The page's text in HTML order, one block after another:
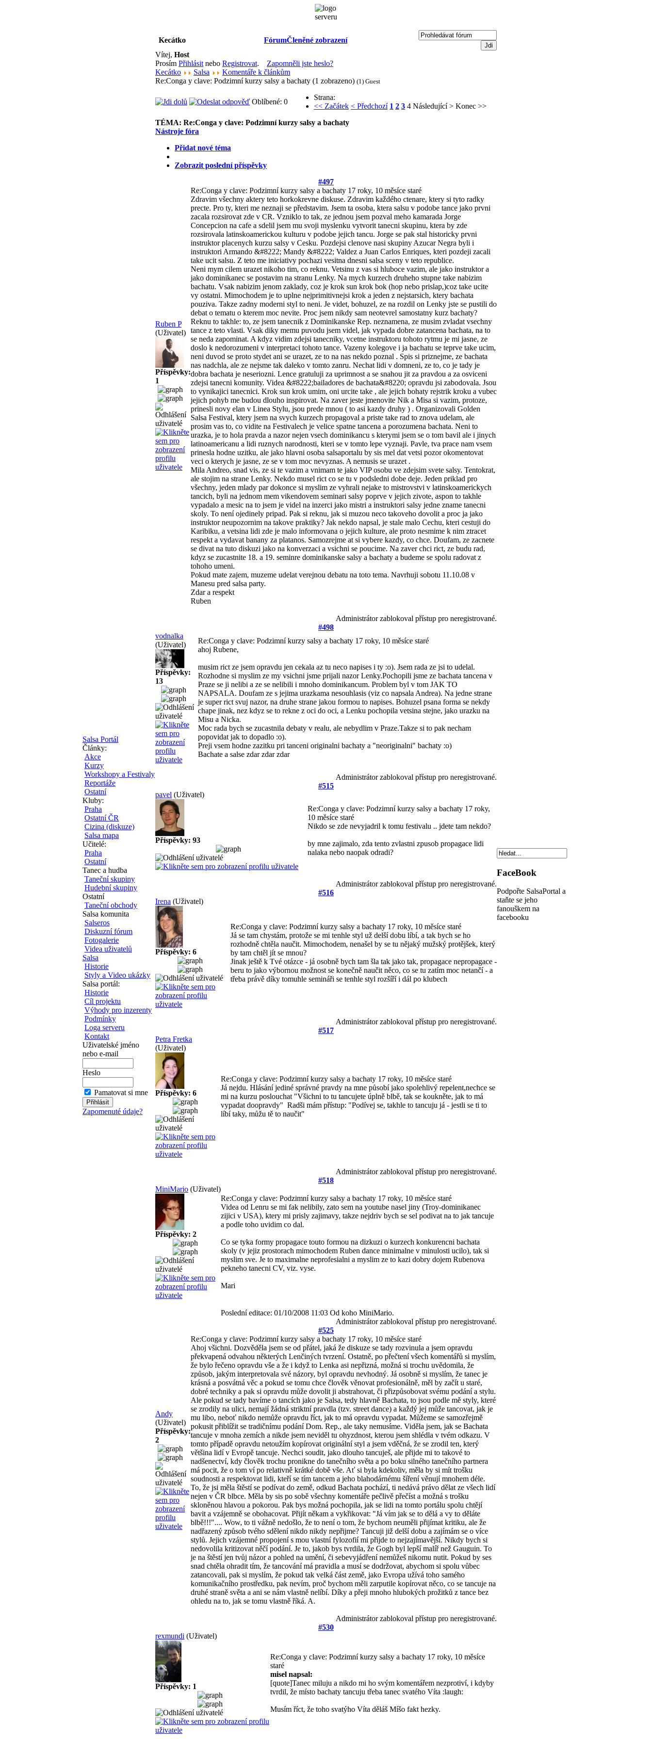
Salsa Portál
Články:
Akce
Kurzy
Workshopy a Festivaly
Reportáže
Ostatní
Kluby:
Praha
Ostatní ČR
Cizina (diskuze)
Salsa mapa
Učitelé:
Praha
Ostatní
Tanec a hudba
Taneční skupiny
Hudební skupiny
Ostatní
Taneční obchody
Salsa komunita
Salseros
Diskuzní fórum
Fotogalerie
Videa uživatelů
Salsa
Historie
Styly a Video ukázky
Salsa portál:
Historie
Cíl projektu
Výhody pro inzerenty
Podmínky
Loga serveru
Kontakt
Uživatelské jméno
nebo e-mail
Heslo
Pamatovat si mne
Zapomenuté údaje?
Kecátko FórumČleněné zobrazení
Vítej, Host
Prosím Přihlásit nebo Registrovat. Zapomněli jste heslo?
Kecátko
Salsa
Komentáře k článkům
Re:Conga y clave: Podzimní kurzy salsy a bachaty (1 zobrazeno) (1) Guest
Oblíbené: 0
Strana:
<< Začátek < Předchozí 1 2 3 4 Následující > Konec >>
TÉMA: Re:Conga y clave: Podzimní kurzy salsy a bachaty
Nástroje fóra
Přidat nové téma
Zobrazit poslední příspěvky
#497
Ruben P
(Uživatel)
Příspěvky:
1
Re:Conga y clave: Podzimní kurzy salsy a bachaty 17 roky, 10 měsíce staré
Zdravim všechny aktery teto horkokrevne diskuse. Zdravim každého ctenare, ktery si tyto radky
precte. Pro ty, kteri me neznaji se představim. Jsem ta osoba, ktera salsu v podobe tance jako prvni
zacala rozsirovat zde v CR. Vzniklo to tak, ze jednou jsem pozval meho kamarada Jorge
Concepcion na cafe a sdelil jsem mu svoji myslenku vytvorit tanecni skupinu, ktera by zde
rozsirovala latinskoamerickou kulturu v podobe jejich tancu. Jorge se pak stal historicky prvni
instruktor placenych kurzu salsy v Cesku. Pozdejsi clenove nasi skupiny Azucar Negra byli i
instruktori Armando &#8222; Mandy &#8222; Valdez a Juan Carlos Enriques, kteri pozdeji zacali
take ucit salsu. Z teto me iniciativy pochazi vesitna dnesni salsa sceny v teto republice.
Neni mym cilem urazet nikoho tim, co reknu. Vetsinu z vas si hluboce vazim, ale jako instruktor a
jako dominikanec se postavim na stranu Lenky. Na mych kurzech druheho stupne take nabizim
bachatu. Vsak nabizim jenom zaklady, coz je krok sun krok bok (hop nebo prislap,)coz take ucite
vy ostatni. Mimochodem je to uplne nejprimitivnejsi krok a jeden z nejstarsich, ktery bachata
pouziva. Takze zadny moderni styl to neni. Je videt, bohuzel, ze na rozdil on Lenky jste se pustili do
debat o tematu o kterem moc nevite. Proc jsem nikdy sam neotevrel samostatny kurz bachaty?
Reknu to takhle: to, ze jsem tanecnik z Dominikanske Rep. neznamena, ze musim zvladat vsechny
tance z teto vlasti. Vsak diky memu puvodu jsem videl, jak vypada dobre zatancena bachata, na to
se neda zapominat. A kdyz vidim zdejsi tanecniky, vcetne instruktoru tohoto rytmu je mi jasne, ze
doslo k nedorozumeni v interpretaci tohoto tance. Vazeny kolegove i ja bachatu se teprve take ucim,
neni duvod se proto stydet ani se urazet, ze to na nas nekdo poznal . Spis si priznejme, ze bachata
nas nadchla, ale ze nejsme tak daleko v tomto zanru. Nechat lidi v domneni, ze to, co je tady je
dobra bachata je neseriozni. Lence gratuluji za uprimnost a se snahou jit za pravdou a za osviceni
zdejsi tanecni komunity. Videa &#8222;bailadores de bachata&#8220; opravdu jsi zabodovala. Jsou
to vynikajici tanecnici. Krok sun krok umim, oni urcite take , ale jejich bohaty rejstrik kroku a vubec
jejich pohyb me budou dlouho inspirovat. Na zaver jeste jmenovite Nik a Misa si vazim, protoze,
prinesli novy elan v Linea Stylu, jsou prede mnou ( to asi kazdy druhy ) . Organizovali Golden
Salsa Festival, ktery jsem na svych kurzech propagoval a priste take rad to znova udelam, ale
prosim vas to, co vidite na Festivalech je velice spatne tancena a porozumena bachata. Neni to
urazka, je to hola pravda a nazor nejen vsech dominikancu s kterymi jsem se o tom bavil ale i jinych
latinoamericanu a lidi ruznych narodnosti, kteri se v tomto lepe vyznaji. Pavle, tva prace nam vsem
prinesla hodne uzitku, ale jako hlavni osoba salsaportalu by sis mel dat vetsi pozor okomentovat
veci o kterych je jasne, ze se v tom moc nevyznas. A nemusis se urazet .
Mila Andreo, snad vis, ze si te vazim a vnimam te jako VIP osobu ve zdejsim svete salsy. Tentokrat,
ale stojim na strane Lenky. Nekdo musel rict co se tu v podsledni dobe deje. Jeden priklad pro
všechny, jeden mlady par dokonce si myslim ze vyhrali nejake to mistrovstvi v latinskoamerickych
tancich, byli na jednom mem vikendovem seminari salsy poprve v jejich zivote, aspon to takhle
vypadalo a mesic na to jsem je videl na inzerci jako mistri a instruktori salsy jedne zname tanecni
skoly. To není ojedinely pripad. Pak si reknu, jak si muzou neco takoveho dovolit a proc ja jako
instruktor neupozornim na takove praktiky? Jak nekdo napsal, je stale malo Cechu, kteri cestuji do
Karibiku, a vetsina lidi zde je malo informovana o jejich kulture, ale proto nesmime k nim ztracet
respekt a vydavat banany za platanos. Samozrejme at si vybere kazdy, co chce. Doufam, ze zacnete
se divat na tuto diskuzi jako na konverzaci a vsichni se poucime. Na zaver chci rict, ze budu rad,
kdyz se zucastnite 18. a 19. seminre dominikanske salsy a bachaty a budeme se spolu radovat z
tohoho umeni.
Pokud mate zajem, muzeme udelat verejnou debatu na toto tema. Navrhuji sobotu 11.10.08 v
Manesu pred salsa party.
Zdar a respekt
Ruben
Administrátor zablokoval přístup pro neregistrované.
#498
vodnalka
(Uživatel)
Příspěvky:
13
Re:Conga y clave: Podzimní kurzy salsy a bachaty 17 roky, 10 měsíce staré
ahoj Rubene,
musim rict ze jsem opravdu jen cekala az tu neco napises i ty :o). Jsem rada ze jsi to udelal.
Rozhodne si myslim ze my vsichni jsme prijali nazor Lenky.Pochopili jsme ze bachata tancena v
Praze se ji nelibi a ze se nelibili i mnoho dominikancum. Problem byl v tom JAK TO
NAPSALA. Doufam ze s jejima urazkama nesouhlasis (viz co napsala Andrea). Na jedne strane
je super rict svuj nazor, na druhe strane jakou formou to napises. Bohuzel psana forma se nekdy
chape jinak, nez kdyz se to rekne z oci do oci, a Lenku pochopila vetsina stejne, jako urazku na
Misu a Nicka.
Moc rada bych se zucastnila debaty v realu, ale nebydlim v Praze.Takze si to pak necham
popovidat jak to dopadlo :o).
Preji vsem hodne zazitku pri tanceni originalni bachaty a "neoriginalni" bachaty :o)
Bachate a salse zdar zdar zdar
Administrátor zablokoval přístup pro neregistrované.
#515
pavel (Uživatel)
Příspěvky: 93
Re:Conga y clave: Podzimní kurzy salsy a bachaty 17 roky,
10 měsíce staré
Nikdo se zde nevyjadril k tomu festivalu .. jdete tam nekdo?
by mne zajimalo, zda tento zvlastni zpusob propagace lidi
nalaka nebo naopak odradi?
Administrátor zablokoval přístup pro neregistrované.
#516
Irena (Uživatel)
Příspěvky: 6
Re:Conga y clave: Podzimní kurzy salsy a bachaty 17 roky, 10 měsíce staré
Já se tam chystám, protože se mi tenhle styl už delší dobu líbí, a tak bych se ho
rozhodně chtěla naučit. Mimochodem, nenašel by se tu nějaký mužský protějšek, který
by tam chtěl jít se mnou?
Jinak ještě k Tvé otázce - já osobně bych tam šla tak jako tak, propagace nepropagace -
beru to jako výbornou možnost se konečně naučit něco, co se tu zatím moc netančí - a
třeba právě díky tomuhle semináři se tenhle styl rozšíří i dál po klubech
Administrátor zablokoval přístup pro neregistrované.
#517
Petra Fretka
(Uživatel)
Příspěvky: 6
Re:Conga y clave: Podzimní kurzy salsy a bachaty 17 roky, 10 měsíce staré
Já nejdu. Hlásání jediné správné pravdy na mne působí jako spolehlivý repelent,nechce se
mi na kurzu poslouchat "Všichni to tu tancujete úplně blbě, tak se koukněte, jak to má
vypadat doopravdy" Radši mám přístup: "Podívej se, takhle to tancuju já - jestli se ti to
líbí taky, můžu tě to naučit"
Administrátor zablokoval přístup pro neregistrované.
#518
MiniMario (Uživatel)
Příspěvky: 2
Re:Conga y clave: Podzimní kurzy salsy a bachaty 17 roky, 10 měsíce staré
Videa od Lenru se mi fak nelibily, zato sem na youtube nasel jiny (Troy-dominikanec
zijici v USA), ktery mi prisly zajimavy, takze nejdriv bych se sel podivat na to jak tancuje
a podle toho uvidim co dal.
Co se tyka formy propagace touto formou na dizkuzi o kurzech konkurencni bachata
skoly (v jejiz prostorach mimochodem Ruben dance minimalne v minulosti ucilo), tak si
myslim sve. Je to maximalne neprofesialni a myslim ze to kazi dobry dojem Rubenova
pekneho tanecni CV, viz. vyse.
Mari
Poslední editace: 01/10/2008 11:03 Od koho MiniMario.
Administrátor zablokoval přístup pro neregistrované.
#525
Andy
(Uživatel)
Příspěvky:
2
Re:Conga y clave: Podzimní kurzy salsy a bachaty 17 roky, 10 měsíce staré
Ahoj všichni. Dozvěděla jsem se od přátel, jaká že diskuze se tady rozvinula a jsem opravdu
překvapená odvahou některých Lenčiných tvrzení. Ostatně, po přečtení všech komentářů si myslím,
že bylo řečeno opravdu vše a že i když to Lenka asi nepřizná, možná si trochu uvědomila, že
způsob, jakým interpretovala své názory, byl opravdu nevhodný. Já osobně si myslím, že tanec je
krásná a posvátná věc a pokud se tomu chce člověk věnovat profesionálně, měl by začít u staré,
dobré techniky a pak si opravdu může dovolit ji abstrahovat, či přizpůsobovat svému podání a stylu.
Ale pokud se tady bavíme o tancích jako je Salsa, tedy hlavně Bachata, to jsou podle mě styly, které
se zrodily na ulici, nemají žádná striktní pravdla (tzv. street dance) a každý jej může tancovat, jak je
mu libo, neboť nikdo nemůže opravdu říct, jak to má opravdu vypadat. Můžeme se samozřejmě
pokusit přiblížit se tradičnímu podání Dom. Rep., ale taky nemusíme. Viděla jsem, jak se Bachata
tancuje v mnoha zemích a nikde jsem neviděl tu ohyzdnost, kterou jsem shlédla v tvém odkazu. V
tomto případě opravdu netoužím kopírovat originální styl a jsem vděčná, že se zrodil ten, který
většina lidí v Evropě tancuje. Nechci soudit, jako dlouho tancuješ, ale přijde mi to takové to
nadšenectví, kdy člověk trochu pronikne do tanečního světa a po boku silného tanečního partnera
má pocit, že o tom ví po relativně krátké době vše. Ať si byla kdekoliv, měla by si mít trošku
soudnosti a respektovat lidi, kteří se tím tancem a jeho blahodárnému šíření věnují mnohem déle.
To, že jsi měla štěstí se podívat do země, odkud Bachata pochází, ti nedává právo dělat ze všech lidí
nejen v ČR blbce. Měla by sis po sobě všechny komentáře pečlivě přečíst a možná s trošku
skloněnou hlavou a pokorou. Pak bys možná pochopila, jak se lidi na tomto portálu spolu chtějí
bavit a vzájemně se obohacovat. Přijít někam a vykřikovat: "Já vím jak se to dělá a vy to děláte
blbě!!!".... Wow, to ti vážně nedošlo, že to není o tom, že bychom neuměli přijímat kritiku, ale že
nadřazený způsob tvého sdělení nikdo nikdy nepřijme? Tancuji již delší dobu a zajímám se o více
stylů. Jejich vzájemné propojení s mou vlastní fylozofií mi přijde to nejzajímavější. Nikdy bych si
nedovolila kritizovat něčí podání. Je to, jakob bys tvrdila, že Gogh byl lepší malíř než Gauguin. To
je na štěstí jen tvůj názor a pohled na umění, či sebevyjádření nemůžeš nikomu nutit. Pokud by ses
snad chtěla ohradit tím, že tancování má pravidla a musí se dodržovat, abychom si spolu vůbec
zatancovali, pak si myslím, že pokud tak velká část země, jako Evropa užívá toho samého
komunikačního prostředku, pak nevím, proč bychom měli zarputile kopírovat něco, co se tancuje na
druhé straně světa a ani se nám vlastně nelíbí. Díky a přeji mnoho hlubokých prožitků z tance bez
ohledu na to, jak se tomu vlastně říká. A.
Administrátor zablokoval přístup pro neregistrované.
#530
rexmundi (Uživatel)
Příspěvky: 1
Re:Conga y clave: Podzimní kurzy salsy a bachaty 17 roky, 10 měsíce
staré
misel napsal:
[quote]Tanec miluju a nikdo mi ho svým komentářem nezprotiví, i kdyby
tvrdil, že místo bachaty tancuju třeba tanec svatého Víta :laugh:
Musím říct, že toho svatýho Víta děláš Míšo fakt hezky.
FaceBook
Podpořte SalsaPortal a
staňte se jeho
fanouškem na
facebooku